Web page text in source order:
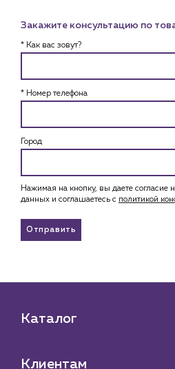
Закажите консультацию по
* Как вас зовут?
* Номер телефона
Город
Нажимая на кнопку, вы даете согласие
данных и соглашаетесь c политикой
Отправить
Каталог
Клиентам